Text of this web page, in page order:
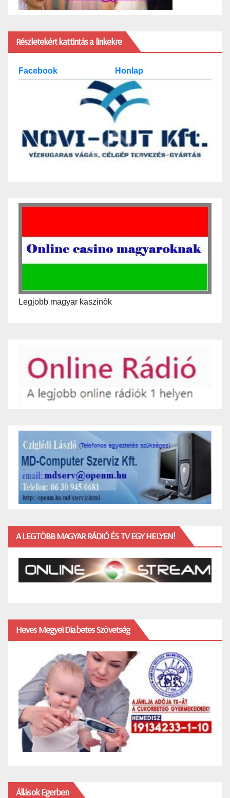
Részletekért kattintás a linkekre
Facebook Honlap
Legjobb magyar kaszinók
A LEGTÖBB MAGYAR RÁDIÓ ÉS TV EGY HELYEN!
Heves Megyei Diabetes Szövetség
Állások Egerben